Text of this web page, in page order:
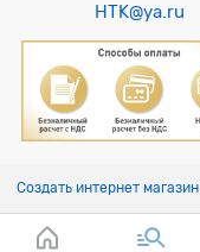
HTK@ya.ru
Создать интернет магазин